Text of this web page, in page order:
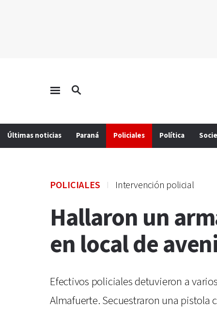
Últimas noticias Paraná Policiales Política
POLICIALES Intervención policial
Hallaron un
en local de
Efectivos policiales detuvieron a
Almafuerte. Secuestraron una pistola